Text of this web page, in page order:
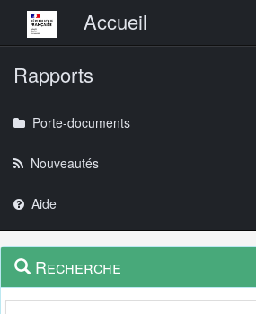
Menu principalAccueil
Rapports
Porte-documents
Nouveautés
Aide
Navigation
outils
Menu
contextuel
Recherche